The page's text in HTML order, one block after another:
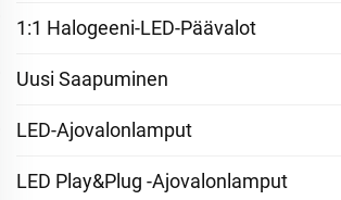
1:1 Halogeeni-LED-Päävalot
Uusi Saapuminen
LED-Ajovalonlamput
LED Play&Plug -ajovalonlamput